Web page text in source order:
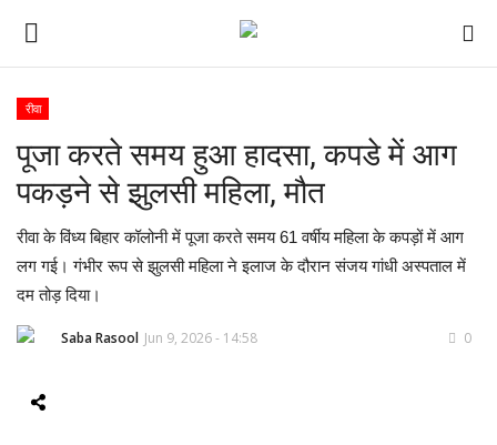
ई-पेपर
होम
Contact Us
Subscribe
रीवा
पूजा करते समय हुआ हादसा, कपडे में आग
पकड़ने से झुलसी महिला, मौत
रीवा के विंध्य बिहार कॉलोनी में पूजा करते समय 61 वर्षीय महिला के कपड़ों में आग
लग गई। गंभीर रूप से झुलसी महिला ने इलाज के दौरान संजय गांधी अस्पताल में
दम तोड़ दिया।
Saba Rasool Jun 9, 2026 - 14:58 0